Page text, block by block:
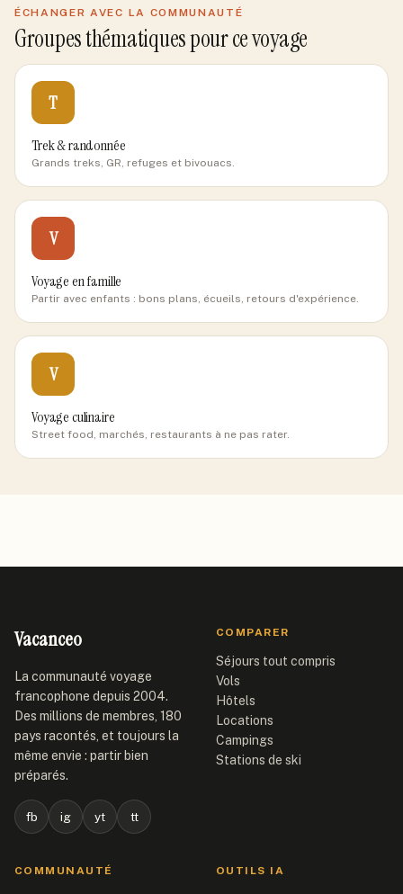
ÉCHANGER AVEC LA COMMUNAUTÉ
Groupes thématiques pour ce voyage
T
Trek & randonnée
Grands treks, GR, refuges et bivouacs.
V
Voyage en famille
Partir avec enfants : bons plans, écueils, retours d'expérience.
V
Voyage culinaire
Street food, marchés, restaurants à ne pas rater.
Vacanceo
La communauté voyage
francophone depuis 2004.
Des millions de membres, 180
pays racontés, et toujours la
même envie : partir bien
préparés.
fb ig yt tt
COMPARER
Séjours tout compris
Vols
Hôtels
Locations
Campings
Stations de ski
COMMUNAUTÉ OUTILS IA